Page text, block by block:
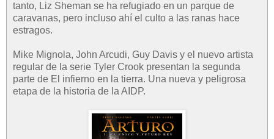
tanto, Liz Sheman se ha refugiado en un parque de
caravanas, pero incluso ahí el culto a las ranas hace
estragos.
Mike Mignola, John Arcudi, Guy Davis y el nuevo artista
regular de la serie Tyler Crook presentan la segunda
parte de El infierno en la tierra. Una nueva y peligrosa
etapa de la historia de la AIDP.